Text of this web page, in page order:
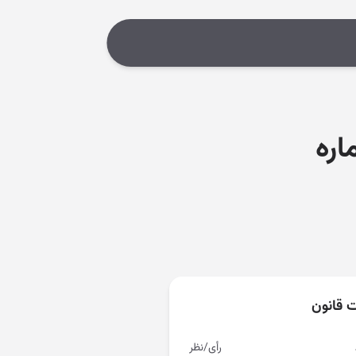
قانون
رأی/نظر